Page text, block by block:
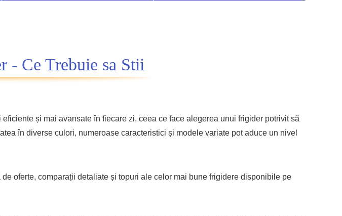
- Ce Trebuie sa Stii
și mai avansate în fiecare zi, ceea ce face alegerea unui frigider potrivit să
în diverse culori, numeroase caracteristici și modele variate pot aduce un nivel
oferte, comparații detaliate și topuri ale celor mai bune frigidere disponibile pe